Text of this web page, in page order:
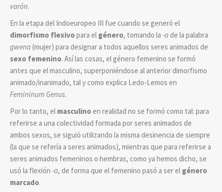
varón.
En la etapa del Indoeuropeo III fue cuando se generó el
dimorfismo flexivopara el género, tomando la -ade la palabra
gwena(mujer) para designar a todos aquellos seres animados de
sexo femenino. Así las cosas, el género femenino se formó
antes que el masculino, superponiéndose al anterior dimorfismo
animado/inanimado, tal y como explica Ledo-Lemos en
Femininum Genus.
Por lo tanto, el masculinoen realidad no se formó como tal: para
referirse a una colectividad formada por seres animados de
ambos sexos, se siguió utilizando la misma desinencia de siempre
(la que se refería a seres animados), mientras que para referirse a
seres animados femeninos o hembras, como ya hemos dicho, se
usó la flexión -a, de forma que el femenino pasó a ser el género
marcado.